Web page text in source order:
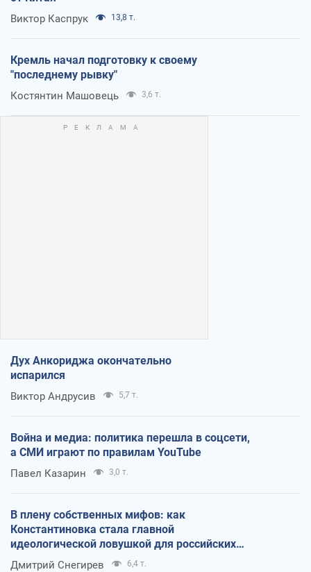
Виктор Каспрук 13,8 т.
Кремль начал подготовку к своему
"последнему рывку"
Костянтин Машовець 3,6 т.
Дух Анкориджа окончательно
испарился
Виктор Андрусив 5,7 т.
Война и медиа: политика перешла в соцсети,
а СМИ играют по правилам YouTube
Павел Казарин 3,0 т.
В плену собственных мифов: как
Константиновка стала главной
идеологической ловушкой для российских
оккупантов
Дмитрий Снегирев 6,4 т.